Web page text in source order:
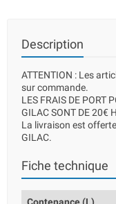
Description
ATTENTION : Les
sur commande.
LES FRAIS DE PORT
GILAC SONT DE 20€
La livraison est
GILAC.
Fiche technique